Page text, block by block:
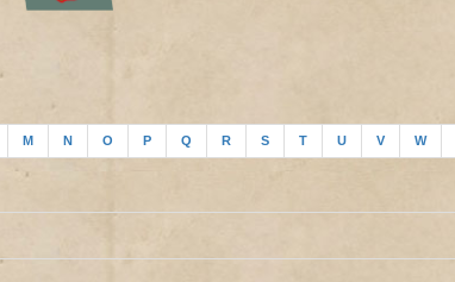
M N O P Q R S T U V W